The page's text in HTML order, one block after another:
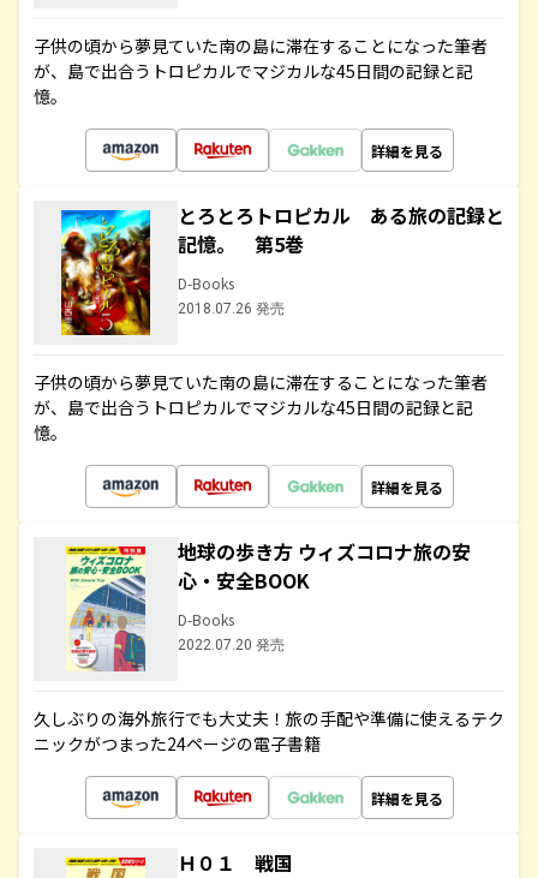
子供の頃から夢見ていた南の島に滞在することになった筆者
が、島で出合うトロピカルでマジカルな45日間の記録と記
憶。
詳細を見る
とろとろトロピカル ある旅の記録と
記憶。 第5巻
D-Books
2018.07.26 発売
子供の頃から夢見ていた南の島に滞在することになった筆者
が、島で出合うトロピカルでマジカルな45日間の記録と記
憶。
詳細を見る
地球の歩き方 ウィズコロナ旅の安
心・安全BOOK
D-Books
2022.07.20 発売
久しぶりの海外旅行でも大丈夫！旅の手配や準備に使えるテク
ニックがつまった24ページの電子書籍
詳細を見る
Ｈ０１ 戦国